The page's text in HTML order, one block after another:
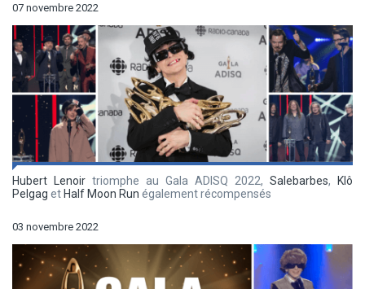
07 novembre 2022
Hubert Lenoir triomphe au Gala ADISQ 2022, Salebarbes,
Klô
Pelgag et Half Moon Run également récompensés
03 novembre 2022